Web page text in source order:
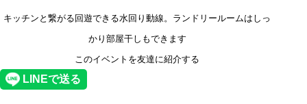
キッチンと繋がる回遊できる水回り動線。ランドリールームはしっ
かり部屋干しもできます
このイベントを友達に紹介する